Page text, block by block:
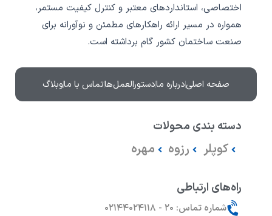
اختصاصی، استانداردهای معتبر و کنترل کیفیت مستمر،
همواره در مسیر ارائه راهکارهای مطمئن و نوآورانه برای
صنعت ساختمان کشور گام برداشته است.‎
صفحه اصلیدرباره مادستورالعمل‌هاتماس با ماوبلاگ
دسته بندی محولات
کوپلر رزوه مهره
راه‌های ارتباطی
شماره تماس: ۲۰ - ۰۲۱۴۴۰۲۴۱۱۸